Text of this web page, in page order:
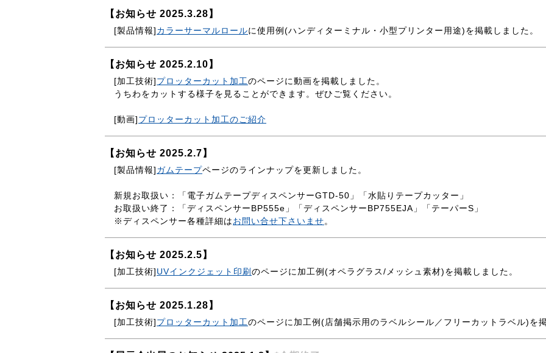
【お知らせ 2025.3.28】
[製品情報]カラーサーマルロールに使用例(ハンディターミナル・小型プリンター用途)を掲載しました。
【お知らせ 2025.2.10】
[加工技術]プロッターカット加工のページに動画を掲載しました。
うちわをカットする様子を見ることができます。ぜひご覧ください。
[動画]プロッターカット加工のご紹介
【お知らせ 2025.2.7】
[製品情報]ガムテープページのラインナップを更新しました。
新規お取扱い：「電子ガムテープディスペンサーGTD-50」「水貼りテープカッター」
お取扱い終了：「ディスペンサーBP555e」「ディスペンサーBP755EJA」「テーパーS」
※ディスペンサー各種詳細はお問い合せ下さいませ。
【お知らせ 2025.2.5】
[加工技術]UVインクジェット印刷 のページに加工例(オペラグラス/メッシュ素材)を掲載しました。
【お知らせ 2025.1.28】
[加工技術]プロッターカット加工のページに加工例(店舗掲示用のラベルシール／フリーカットラベル)を